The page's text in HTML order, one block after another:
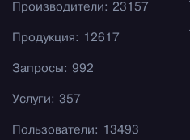
Производители: 23157
Продукция: 12617
Запросы: 992
Услуги: 357
Пользователи: 13493